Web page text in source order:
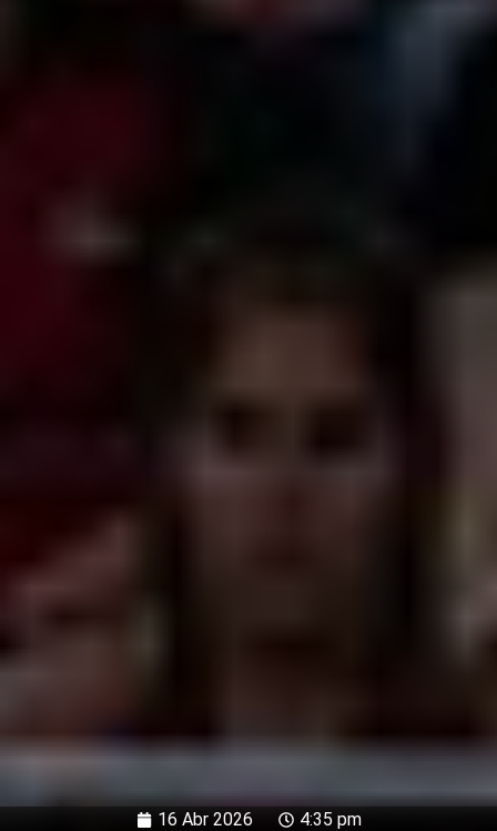
16 Abr 2026 4:35 pm